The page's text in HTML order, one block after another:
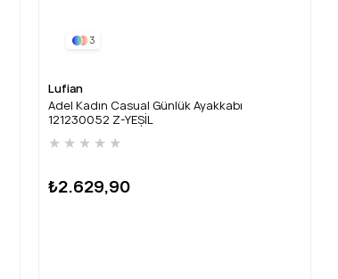
3
Lufian
Adel Kadın Casual Günlük Ayakkabı
121230052 Z-YEŞİL
★ ★ ★ ★ ★
₺2.629,90